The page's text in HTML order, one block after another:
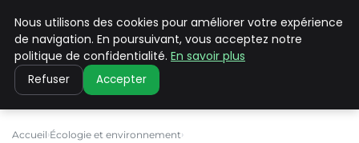
CLIMATE C ADVANCED
Accueil Écologie et environnement
Nous utilisons des cookies pour améliorer votre expérience
de navigation. En poursuivant, vous acceptez notre
politique de confidentialité. En savoir plus
Refuser Accepter